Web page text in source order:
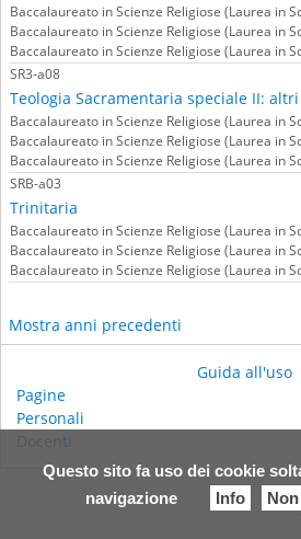
Questo sito fa uso dei cookie
navigazione
Info
Baccalaureato in Scienze Religiose (Laurea in
Baccalaureato in Scienze Religiose (Laurea in
Baccalaureato in Scienze Religiose (Laurea in
SR3-a08
Teologia Sacramentaria speciale II:
Baccalaureato in Scienze Religiose (Laurea in
Baccalaureato in Scienze Religiose (Laurea in
Baccalaureato in Scienze Religiose (Laurea in
SRB-a03
Trinitaria
Baccalaureato in Scienze Religiose (Laurea in
Baccalaureato in Scienze Religiose (Laurea in
Baccalaureato in Scienze Religiose (Laurea in
Mostra anni precedenti
Pagine
Personali
Docenti
Guida all'uso